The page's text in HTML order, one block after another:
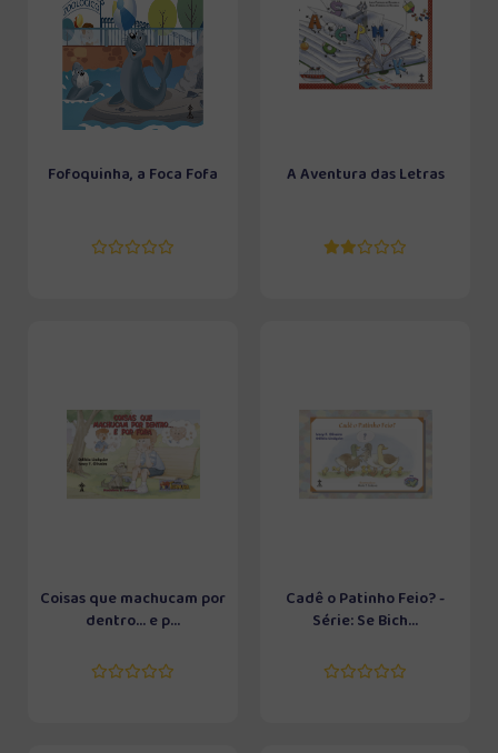
Fofoquinha, a Foca Fofa A Aventura das Letras
Coisas que machucam por
dentro... e p...
Cadê o Patinho Feio? -
Série: Se Bich...